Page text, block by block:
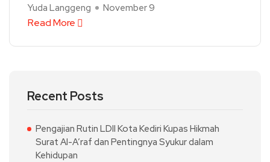
Yuda Langgeng November 9
Read More
Recent Posts
Pengajian Rutin LDII Kota Kediri Kupas Hikmah
Surat Al-A’raf dan Pentingnya Syukur dalam
Kehidupan